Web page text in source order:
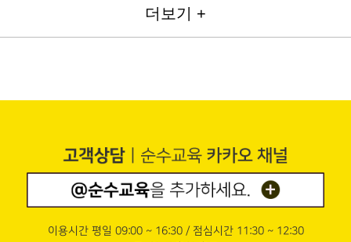
더보기 +
이용시간 평일 09:00 ~ 16:30 / 점심시간 11:30 ~ 12:30